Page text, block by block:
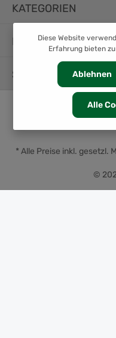
KATEGORIEN
INFORMATION
SERVICE
©
* Alle Preise inkl. gesetzl.
Diese Website
Erfahrung bieten
Ablehnen
Alle